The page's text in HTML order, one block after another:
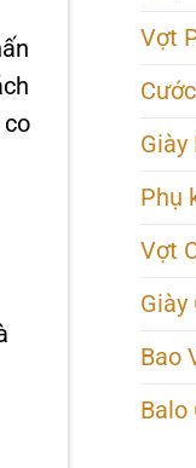
Vợt
Giày
Phụ
Vợt
Giày
Bao
Balo